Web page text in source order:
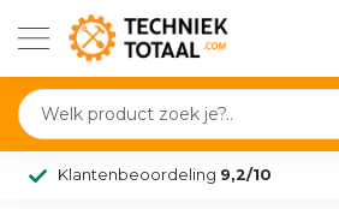
Klantenbeoordeling 9,2/10